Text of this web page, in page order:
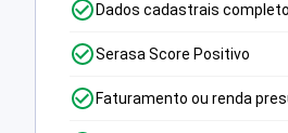
Dados cadastrais
Serasa Score Positivo
Faturamento ou renda